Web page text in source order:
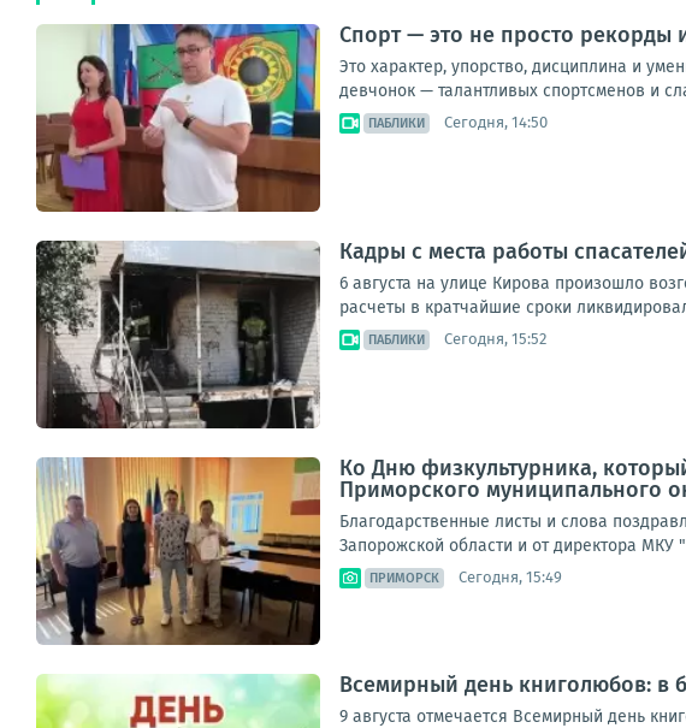
Спорт — это не просто рекорды
Это характер, упорство, дисциплина и
девчонок — талантливых спортсменов и
ПАБЛИКИ Сегодня, 14:50
Кадры с места работы
6 августа на улице Кирова произошло
расчеты в кратчайшие сроки
ПАБЛИКИ Сегодня, 15:52
Ко Дню физкультурника,
Приморского муниципального
Благодарственные листы и слова
Запорожской области и от директора МКУ
ПРИМОРСК Сегодня, 15:49
Всемирный день книголюбов: в
9 августа отмечается Всемирный день